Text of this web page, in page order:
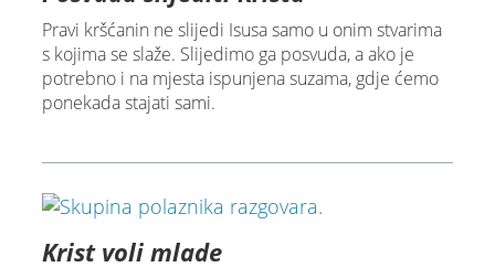
Pravi kršćanin ne slijedi Isusa samo u onim stvarima
s kojima se slaže. Slijedimo ga posvuda, a ako je
potrebno i na mjesta ispunjena suzama, gdje ćemo
ponekada stajati sami.
Krist voli mlade